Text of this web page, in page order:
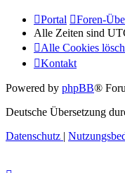
Portal
Foren-
Alle Zeiten sind
Alle Cookies
Kontakt
Powered by phpBB®
Deutsche Übersetzung
Datenschutz |